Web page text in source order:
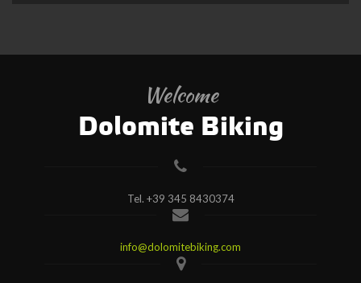
Welcome
Dolomite Biking
Tel. +39 345 8430374
info@dolomitebiking.com